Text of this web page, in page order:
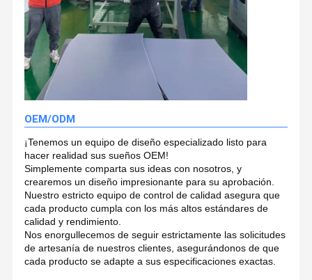
OEM/ODM
¡Tenemos un equipo de diseño especializado listo para
hacer realidad sus sueños OEM!
Simplemente comparta sus ideas con nosotros, y
crearemos un diseño impresionante para su aprobación.
Nuestro estricto equipo de control de calidad asegura que
cada producto cumpla con los más altos estándares de
calidad y rendimiento.
Nos enorgullecemos de seguir estrictamente las solicitudes
de artesanía de nuestros clientes, asegurándonos de que
cada producto se adapte a sus especificaciones exactas.